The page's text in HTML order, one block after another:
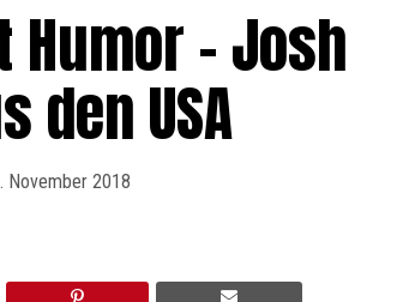
– Josh
den USA
November 2018